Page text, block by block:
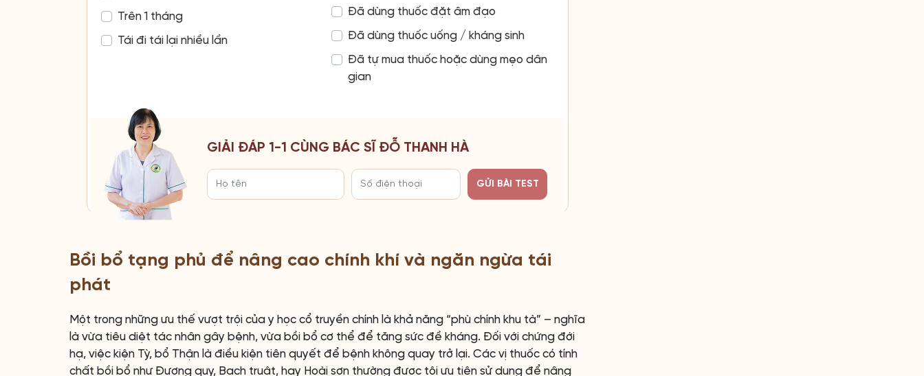
Trên 1 tháng
Tái đi tái lại nhiều lần
Đã dùng thuốc đặt âm đạo
Đã dùng thuốc uống / kháng sinh
Đã tự mua thuốc hoặc dùng mẹo dân
gian
GIẢI ĐÁP 1-1 CÙNG BÁC SĨ ĐỖ THANH HÀ
GỬI BÀI TEST
Bồi bổ tạng phủ để nâng cao chính khí và ngăn ngừa tái
phát
Một trong những ưu thế vượt trội của y học cổ truyền chính là khả năng “phù chính khu tà” – nghĩa
là vừa tiêu diệt tác nhân gây bệnh, vừa bồi bổ cơ thể để tăng sức đề kháng. Đối với chứng đới
hạ, việc kiện Tỳ, bổ Thận là điều kiện tiên quyết để bệnh không quay trở lại. Các vị thuốc có tính
chất bồi bổ như Đương quy, Bạch truật, hay Hoài sơn thường được tôi ưu tiên sử dụng để nâng